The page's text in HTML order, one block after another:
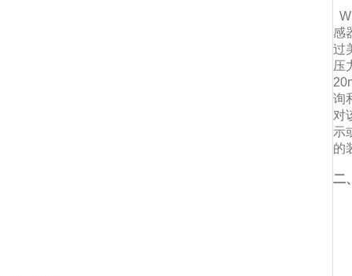
感
过
压
询
对
示
的
二